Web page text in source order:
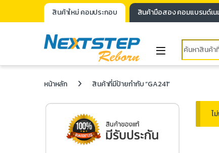
สินค้าใหม่ คอมประกอบ สินค้ามือสอง คอมแบรนด์เน
หน้าหลัก สินค้าที่มีป้ายกำกับ “GA241”
ไ